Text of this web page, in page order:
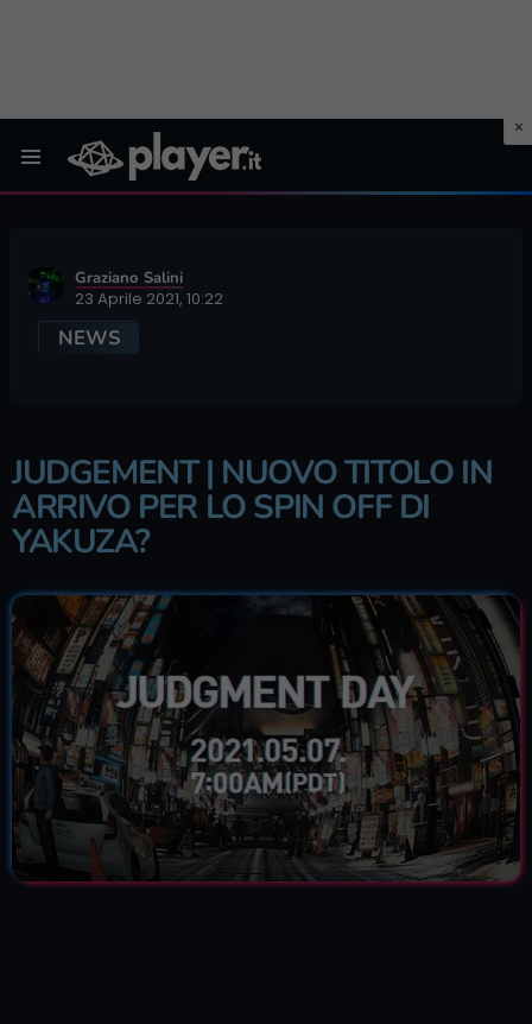
Graziano Salini
23 Aprile 2021, 10:22
NEWS
JUDGEMENT | NUOVO TITOLO IN
ARRIVO PER LO SPIN OFF DI
YAKUZA?